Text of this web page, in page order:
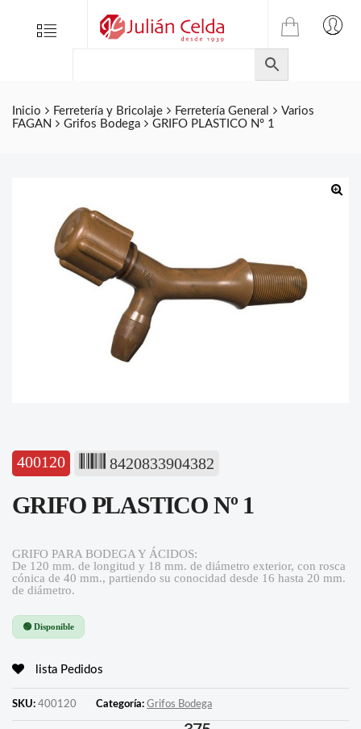
Menu
TIENDA
ONLINE
DE
JULIAN
CELDA
S.L.
Inicio Ferretería y Bricolaje Ferretería General
Varios
FAGAN
Grifos Bodega GRIFO PLASTICO Nº 1
400120 8420833904382
GRIFO PLASTICO Nº 1
GRIFO PARA BODEGA Y ÁCIDOS:
De 120 mm. de longitud y 18 mm. de diámetro exterior, con rosca
cónica de 40 mm., partiendo su conocidad desde 16 hasta 20 mm.
de diámetro.
🟢 Disponible
lista Pedidos
SKU: 400120 Categoría: Grifos Bodega
Folletos
Contacto